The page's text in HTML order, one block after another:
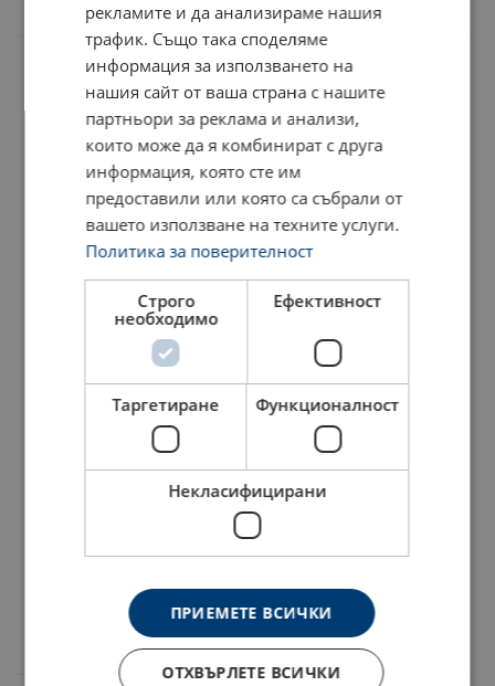
NKVE06401L
NKVE08401L
NKVE10401L
NKVE13401L
NKVE20401L
NKVE22401L
Материал:
Маркировка:
Работна температура:
рекламите и да анализираме нашия
трафик. Също така споделяме
информация за използването на
нашия сайт от ваша страна с нашите
партньори за реклама и анализи,
които може да я комбинират с друга
информация, която сте им
предоставили или която са събрали от
вашето използване на техните услуги.
Политика за поверителност
Строго
необходимо
Ефективност
Таргетиране Функционалност
Некласифицирани
ПРИЕМЕТЕ ВСИЧКИ
ОТХВЪРЛЕТЕ ВСИЧКИ